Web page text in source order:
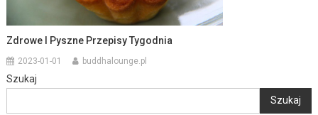
Zdrowe I Pyszne Przepisy Tygodnia
2023-01-01 buddhalounge.pl
Szukaj
Szukaj